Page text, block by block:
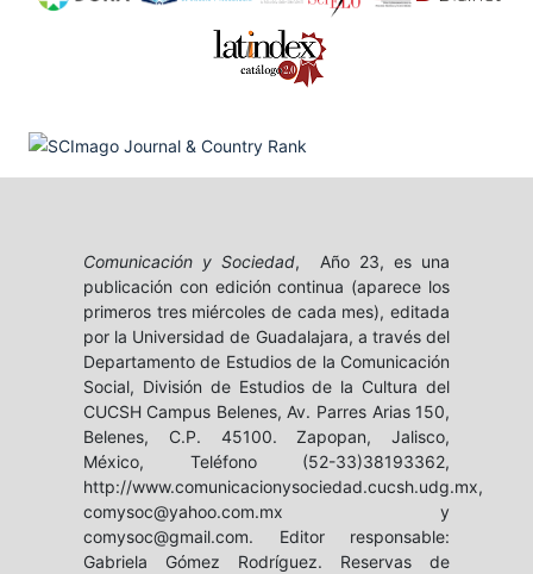
Comunicación y Sociedad, Año 23, es una
publicación con edición continua (aparece los
primeros tres miércoles de cada mes), editada
por la Universidad de Guadalajara, a través del
Departamento de Estudios de la Comunicación
Social, División de Estudios de la Cultura del
CUCSH Campus Belenes, Av. Parres Arias 150,
Belenes, C.P. 45100. Zapopan, Jalisco,
México, Teléfono (52-33)38193362,
http://www.comunicacionysociedad.cucsh.udg.mx,
comysoc@yahoo.com.mx y
comysoc@gmail.com. Editor responsable:
Gabriela Gómez Rodríguez. Reservas de